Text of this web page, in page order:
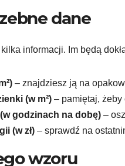
dane
informacji. Im będą
– znajdziesz ją na
(w m²) – pamiętaj,
godzinach na dobę) –
(w zł) – sprawdź na
wzoru